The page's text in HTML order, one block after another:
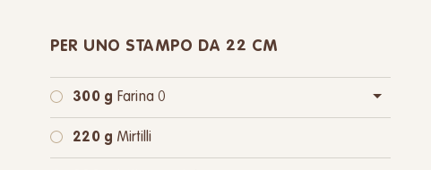
PER UNO STAMPO DA 22 CM
300 g Farina 0
oppure:300 gFarina integrale
220 g Mirtilli